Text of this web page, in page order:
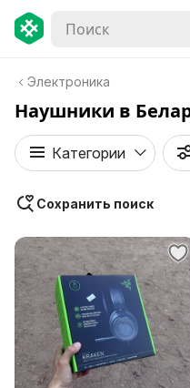
Электроника
Наушники в
Категории
Сохранить поиск